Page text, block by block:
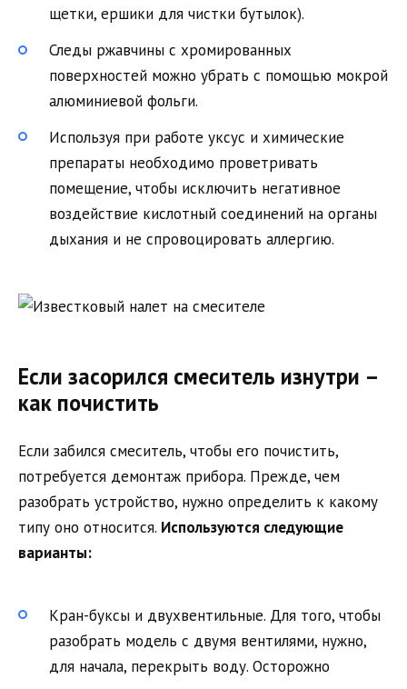
щетки, ершики для чистки бутылок).
Следы ржавчины с хромированных
поверхностей можно убрать с помощью мокрой
алюминиевой фольги.
Используя при работе уксус и химические
препараты необходимо проветривать
помещение, чтобы исключить негативное
воздействие кислотный соединений на органы
дыхания и не спровоцировать аллергию.
Если засорился смеситель изнутри –
как почистить
Если забился смеситель, чтобы его почистить,
потребуется демонтаж прибора. Прежде, чем
разобрать устройство, нужно определить к какому
типу оно относится. Используются следующие
варианты:
Кран-буксы и двухвентильные. Для того, чтобы
разобрать модель с двумя вентилями, нужно,
для начала, перекрыть воду. Осторожно